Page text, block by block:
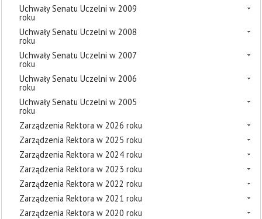
Uchwały Senatu Uczelni w 2009
roku
Uchwały Senatu Uczelni w 2008
roku
Uchwały Senatu Uczelni w 2007
roku
Uchwały Senatu Uczelni w 2006
roku
Uchwały Senatu Uczelni w 2005
roku
Zarządzenia Rektora w 2026 roku
Zarządzenia Rektora w 2025 roku
Zarządzenia Rektora w 2024 roku
Zarządzenia Rektora w 2023 roku
Zarządzenia Rektora w 2022 roku
Zarządzenia Rektora w 2021 roku
Zarządzenia Rektora w 2020 roku